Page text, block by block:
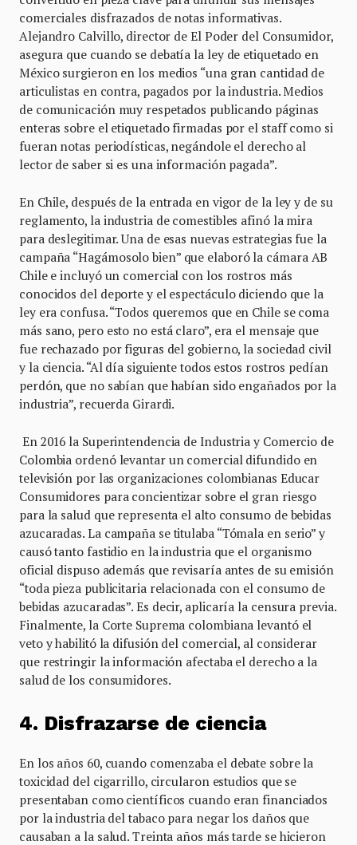
comerciales disfrazados de notas informativas.
Alejandro Calvillo, director de El Poder del Consumidor,
asegura que cuando se debatía la ley de etiquetado en
México surgieron en los medios “una gran cantidad de
articulistas en contra, pagados por la industria. Medios
de comunicación muy respetados publicando páginas
enteras sobre el etiquetado firmadas por el staff como si
fueran notas periodísticas, negándole el derecho al
lector de saber si es una información pagada”.
En Chile, después de la entrada en vigor de la ley y de su
reglamento, la industria de comestibles afinó la mira
para deslegitimar. Una de esas nuevas estrategias fue la
campaña “Hagámosolo bien” que elaboró la cámara AB
Chile e incluyó un comercial con los rostros más
conocidos del deporte y el espectáculo diciendo que la
ley era confusa. “Todos queremos que en Chile se coma
más sano, pero esto no está claro”, era el mensaje que
fue rechazado por figuras del gobierno, la sociedad civil
y la ciencia. “Al día siguiente todos estos rostros pedían
perdón, que no sabían que habían sido engañados por la
industria”, recuerda Girardi.
En 2016 la Superintendencia de Industria y Comercio de
Colombia ordenó levantar un comercial difundido en
televisión por las organizaciones colombianas Educar
Consumidores para concientizar sobre el gran riesgo
para la salud que representa el alto consumo de bebidas
azucaradas. La campaña se titulaba “Tómala en serio” y
causó tanto fastidio en la industria que el organismo
oficial dispuso además que revisaría antes de su emisión
“toda pieza publicitaria relacionada con el consumo de
bebidas azucaradas”. Es decir, aplicaría la censura previa.
Finalmente, la Corte Suprema colombiana levantó el
veto y habilitó la difusión del comercial, al considerar
que restringir la información afectaba el derecho a la
salud de los consumidores.
4. Disfrazarse de ciencia
En los años 60, cuando comenzaba el debate sobre la
toxicidad del cigarrillo, circularon estudios que se
presentaban como científicos cuando eran financiados
por la industria del tabaco para negar los daños que
causaban a la salud. Treinta años más tarde se hicieron